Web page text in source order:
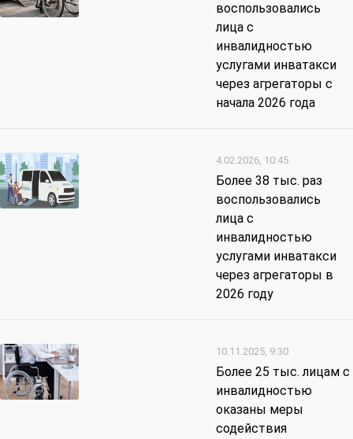
воспользовались
лица с
инвалидностью
услугами инватакси
через агрегаторы с
начала 2026 года
4.02.2026, 10:45
Более 38 тыс. раз
воспользовались
лица с
инвалидностью
услугами инватакси
через агрегаторы в
2026 году
10.11.2025, 9:30
Более 25 тыс. лицам с
инвалидностью
оказаны меры
содействия